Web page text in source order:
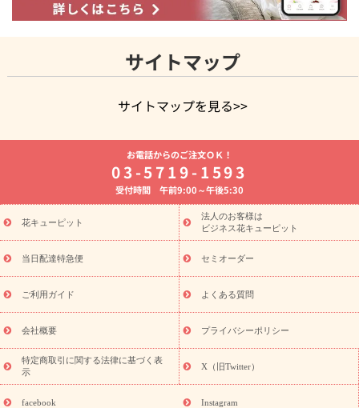
サイトマップ
サイトマップを見る>>
よく贈られる花
お祝いの花特集
誕生日フラワーギフト特集
8月の誕生花(トルコキキョウ)
開店・開業祝い
お供え・お悔やみ お供え・お悔やみの花
通夜・葬儀に贈る花 胡蝶蘭・花鉢
ーブドフラワー
季節のイベント
ひまわり ギフト・プレゼント
特集
お盆 花（新盆・初盆） 季節のイベント
お盆 花（新
盆・初盆）
お盆 花（新盆・初盆）
お盆・お供え 花とセットギ
フト
お盆・お供え プリザーブドフラワー
ひまわり ギフト・プ
レゼント特集
夏の花贈り・お中元・暑中見舞い 花のギフト特集
敬老の日におくる花ギフト・プレゼント特集
花ギフト・プレゼント特集
敬老の日 花のおすすめランキング
敬
老の日 花鉢植えのギフト・プレゼント特集
敬老の日 花とセットギ
フト・プレゼント特集
敬老の日の花 全てのギフト一覧
キャン
ペーン
映画『ウォーターガーディアンズ』コラボキャンペーン
「きょう誕生日なんです」キャンペーン
誕生日の花を探す
誕生日フラワーギフト 誕生日フラワーギフト特集
お電話からのご注文ＯＫ！
03-5719-1593
受付時間 午前9:00～午後5:30
花キューピット
法人のお客様は
ビジネス花キューピット
当日配達特急便 セミオーダー
ご利用ガイド よくある質問
会社概要 プライバシーポリシー
特定商取引に関する法律に基づく表
示
X（旧Twitter）
facebook Instagram